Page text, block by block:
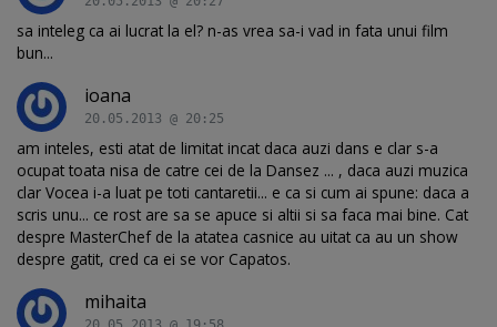
sa inteleg ca ai lucrat la el? n-as vrea sa-i vad in fata unui film
bun...
ioana
20.05.2013 @ 20:25
am inteles, esti atat de limitat incat daca auzi dans e clar s-a
ocupat toata nisa de catre cei de la Dansez ... , daca auzi muzica
clar Vocea i-a luat pe toti cantaretii... e ca si cum ai spune: daca a
scris unu... ce rost are sa se apuce si altii si sa faca mai bine. Cat
despre MasterChef de la atatea casnice au uitat ca au un show
despre gatit, cred ca ei se vor Capatos.
mihaita